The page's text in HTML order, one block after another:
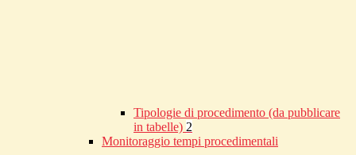
Tipologie di procedimento (da pubblicare
in tabelle) 2
Monitoraggio tempi procedimentali